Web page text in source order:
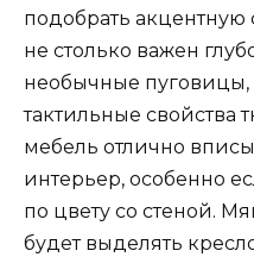
подобрать акцентную
не столько важен
необычные пуговицы,
тактильные свойства
мебель отлично
интерьер, особенно
по цвету со стеной.
будет выделять